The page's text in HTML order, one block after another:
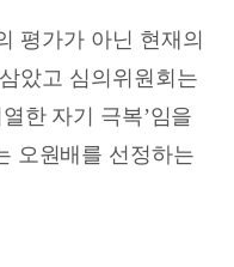
평가가 아닌 현재의
았고 심의위원회는
한 자기 극복’임을
오원배를 선정하는